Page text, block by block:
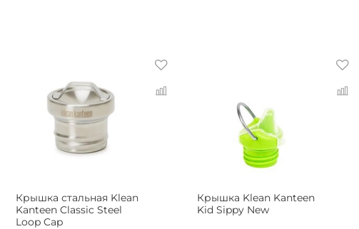
Крышка стальная Klean
Kanteen Classic Steel
Loop Cap
Крышка Klean Kanteen
Kid Sippy New